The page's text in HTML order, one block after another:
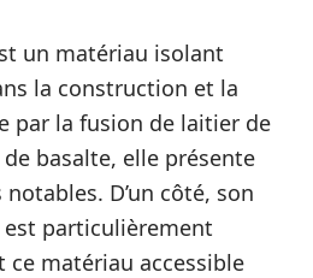
un matériau isolant
la construction et la
par la fusion de laitier de
basalte, elle présente
D’un côté, son
particulièrement
matériau accessible